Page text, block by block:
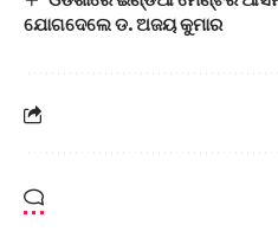
ଯୋଗଦେଲେ ଡ. ଅଜୟ କୁମାର